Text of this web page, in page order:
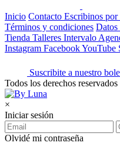
Inicio Contacto Escribinos por
Términos y condiciones Datos
Tienda Talleres Intervalo
Instagram FacebookYouTube
Suscribite a nuestro
Todos los derechos
×
Iniciar sesión
Olvidé mi contraseña